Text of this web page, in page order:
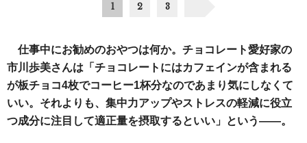
1 2 3
仕事中にお勧めのおやつは何か。チョコレート愛好家の
市川歩美さんは「チョコレートにはカフェインが含まれる
が板チョコ4枚でコーヒー1杯分なのであまり気にしなくて
いい。それよりも、集中力アップやストレスの軽減に役立
つ成分に注目して適正量を摂取するといい」という――。